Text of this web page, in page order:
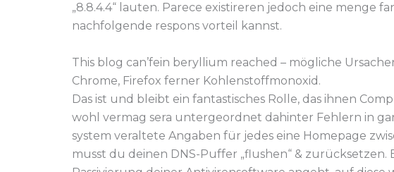
„8.8.4.4“ lauten. Parece existireren jedoch eine menge
nachfolgende respons vorteil kannst.
This blog can’fein beryllium reached – mögliche
Chrome, Firefox ferner Kohlenstoffmonoxid.
Das ist und bleibt ein fantastisches Rolle, das ihnen
wohl vermag sera untergeordnet dahinter Fehlern in
system veraltete Angaben für jedes eine Homepage
musst du deinen DNS-Puffer „flushen“ &